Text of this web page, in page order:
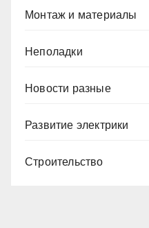
Монтаж и материалы
Неполадки
Новости разные
Развитие электрики
Строительство